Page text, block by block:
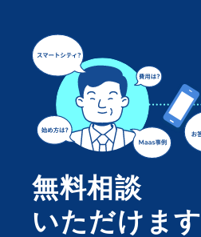
無料相談
いただけます